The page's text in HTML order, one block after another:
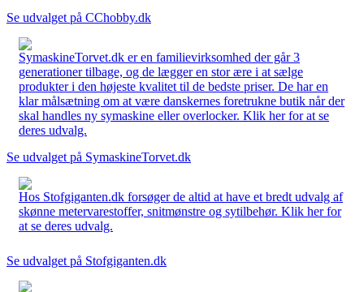
Se udvalget på CChobby.dk
SymaskineTorvet.dk er en familievirksomhed der går 3
generationer tilbage, og de lægger en stor ære i at sælge
produkter i den højeste kvalitet til de bedste priser. De har en
klar målsætning om at være danskernes foretrukne butik når der
skal handles ny symaskine eller overlocker. Klik her for at se
deres udvalg.
Se udvalget på SymaskineTorvet.dk
Hos Stofgiganten.dk forsøger de altid at have et bredt udvalg af
skønne metervarestoffer, snitmønstre og sytilbehør. Klik her for
at se deres udvalg.
Se udvalget på Stofgiganten.dk